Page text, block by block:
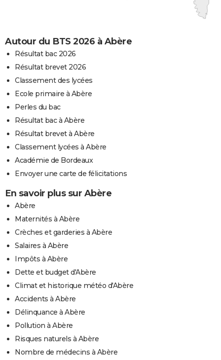
Autour du BTS 2026 à Abère
Résultat bac 2026
Résultat brevet 2026
Classement des lycées
Ecole primaire à Abère
Perles du bac
Résultat bac à Abère
Résultat brevet à Abère
Classement lycées à Abère
Académie de Bordeaux
Envoyer une carte de félicitations
En savoir plus sur Abère
Abère
Maternités à Abère
Crèches et garderies à Abère
Salaires à Abère
Impôts à Abère
Dette et budget d'Abère
Climat et historique météo d'Abère
Accidents à Abère
Délinquance à Abère
Pollution à Abère
Risques naturels à Abère
Nombre de médecins à Abère